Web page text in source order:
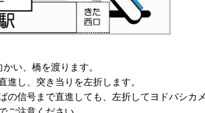
い、橋を渡ります。
進し、突き当りを左折します。
信号まで直進しても、左折してヨドバシカ